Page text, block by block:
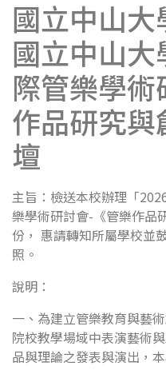
國立中山
國立中山
際管樂學
作品研究
壇
主旨：檢送本校辦理「
樂學術研討會-《管樂作品
份， 惠請轉知所屬學校並
照。
說明：
一、為建立管樂教育與藝
院校教學場域中表演藝術
品與理論之發表與演出，